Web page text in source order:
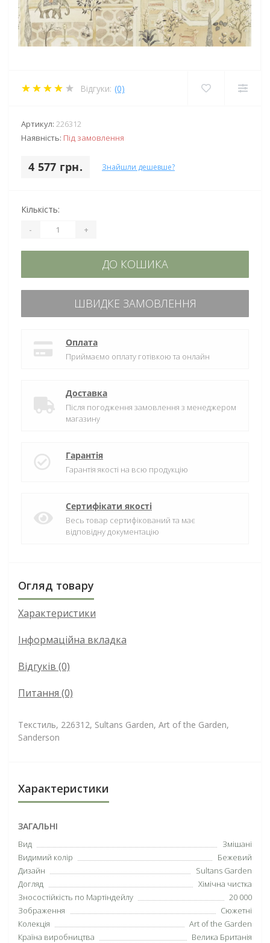
Відгуки: (0)
Артикул: 226312
Наявність: Під замовлення
4 577 грн. Знайшли дешевше?
Кількість:
- +
ДО КОШИКА
ШВИДКЕ ЗАМОВЛЕННЯ
Оплата
Приймаємо оплату готівкою та онлайн
Доставка
Після погодження замовлення з менеджером
магазину
Гарантія
Гарантія якості на всю продукцію
Сертифікати якості
Весь товар сертифікований та має
відповідну документацію
Огляд товару
Характеристики
Інформаційна вкладка
Відгуків (0)
Питання (0)
Текстиль, 226312, Sultans Garden, Art of the Garden,
Sanderson
Характеристики
ЗАГАЛЬНІ
Вид
Змішані
Видимий колір
Бежевий
Дизайн
Sultans Garden
Догляд
Хімічна чистка
Зносостійкість по Мартіндейлу
20 000
Зображення
Сюжетні
Колекція
Art of the Garden
Країна виробництва
Велика Британія